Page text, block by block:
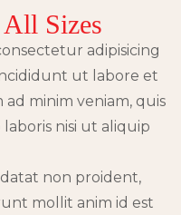
Sizes
adipisicing
ut labore et
minim veniam, quis
nisi ut aliquip
non proident,
mollit anim id est